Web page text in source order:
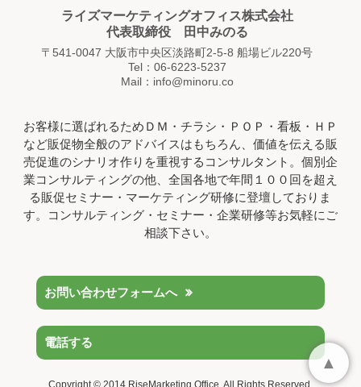
ライズマーケティングオフィス株式会社
代表取締役 田中みのる
〒541-0047 大阪市中央区淡路町2-5-8 船場ビル220号
Tel：06-6223-5237
Mail：info@minoru.co
お客様に選ばれるためＤＭ・チラシ・ＰＯＰ・看板・ＨＰ
など販促物全般のアドバイスはもちろん、価値を伝える販
売促進のシナリオ作りを重視するコンサルタント。個別企
業コンサルティングの他、全国各地で年間１００回を超え
る販促セミナー・マーケティング研修に登壇しておりま
す。コンサルティング・セミナー・企業研修等お気軽にご
相談下さい。
お問い合わせフォームへ
電話する
▲